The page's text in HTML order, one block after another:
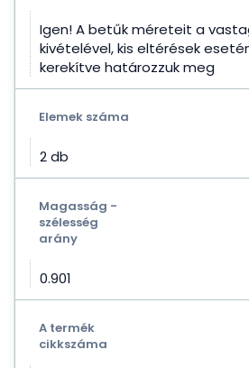
Igen! A betűk méreteit a
kivételével, kis eltérések
kerekítve határozzuk meg
Elemek száma
2 db
Magasság -
szélesség
arány
0.901
A termék
cikkszáma